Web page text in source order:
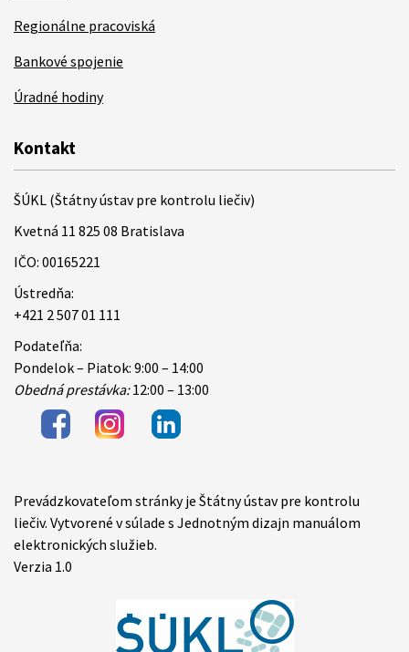
Regionálne pracoviská
Bankové spojenie
Úradné hodiny
Kontakt
ŠÚKL (Štátny ústav pre kontrolu liečiv)
Kvetná 11 825 08 Bratislava
IČO: 00165221
Ústredňa:
+421 2 507 01 111
Podateľňa:
Pondelok – Piatok: 9:00 – 14:00
Obedná prestávka:12:00 – 13:00
Items
Prevádzkovateľom stránky je Štátny ústav pre kontrolu
liečiv. Vytvorené v súlade s Jednotným dizajn manuálom
elektronických služieb.
Verzia 1.0